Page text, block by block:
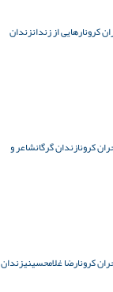
کرونارهایی از زندانزندان
کرونازندان گرگانشاعر و
کرونارضا غلامحسینیزندان